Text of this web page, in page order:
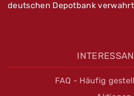
deutschen Depotbank
FAQ - Häufig